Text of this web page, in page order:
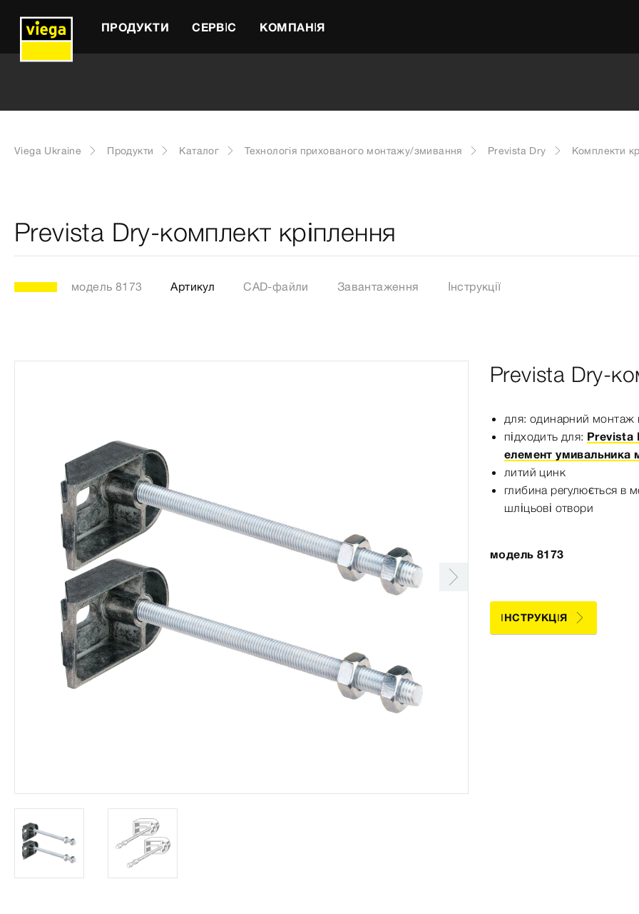
ПРОДУКТИ СЕРВІС КОМПАНІЯ
Viega Ukraine Продукти Каталог Технологія прихованого монтажу/змивання Prevista Dry Комплекти
Prevista Dry-комплект кріплення
модель 8173 Артикул CAD-файли Завантаження Інструкції
Prevista Dry-
для: одинарний монтаж
підходить для: Prevista
елемент умивальника
литий цинк
глибина регулюється в
шліцьові отвори
модель 8173
ІНСТРУКЦІЯ